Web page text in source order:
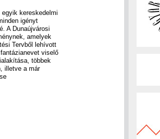
kereskedelmi
igényt
A Dunaújvárosi
amelyek
Tervből lehívott
viselő
többek
illetve a már